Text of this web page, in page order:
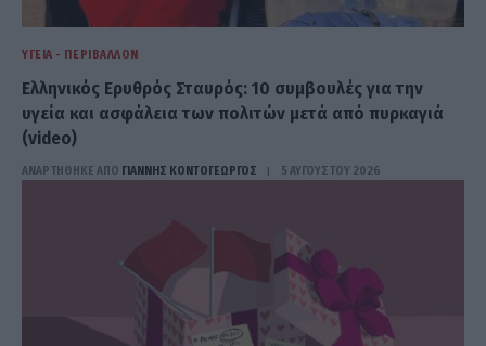
ΥΓΕΊΑ - ΠΕΡΙΒΆΛΛΟΝ
Ελληνικός Ερυθρός Σταυρός: 10 συμβουλές για την
υγεία και ασφάλεια των πολιτών μετά από πυρκαγιά
(video)
ΑΝΑΡΤΗΘΗΚΕ ΑΠΟ ΓΙΆΝΝΗΣ ΚΟΝΤΟΓΕΏΡΓΟΣ 5 ΑΥΓΟΎΣΤΟΥ 2026